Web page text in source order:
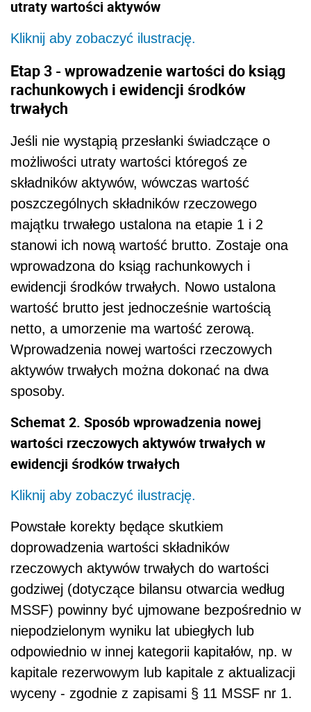
utraty wartości aktywów
Kliknij aby zobaczyć ilustrację.
Etap 3 - wprowadzenie wartości do ksiąg
rachunkowych i ewidencji środków
trwałych
Jeśli nie wystąpią przesłanki świadczące o
możliwości utraty wartości któregoś ze
składników aktywów, wówczas wartość
poszczególnych składników rzeczowego
majątku trwałego ustalona na etapie 1 i 2
stanowi ich nową wartość brutto. Zostaje ona
wprowadzona do ksiąg rachunkowych i
ewidencji środków trwałych. Nowo ustalona
wartość brutto jest jednocześnie wartością
netto, a umorzenie ma wartość zerową.
Wprowadzenia nowej wartości rzeczowych
aktywów trwałych można dokonać na dwa
sposoby.
Schemat 2. Sposób wprowadzenia nowej
wartości rzeczowych aktywów trwałych w
ewidencji środków trwałych
Kliknij aby zobaczyć ilustrację.
Powstałe korekty będące skutkiem
doprowadzenia wartości składników
rzeczowych aktywów trwałych do wartości
godziwej (dotyczące bilansu otwarcia według
MSSF) powinny być ujmowane bezpośrednio w
niepodzielonym wyniku lat ubiegłych lub
odpowiednio w innej kategorii kapitałów, np. w
kapitale rezerwowym lub kapitale z aktualizacji
wyceny - zgodnie z zapisami § 11 MSSF nr 1.